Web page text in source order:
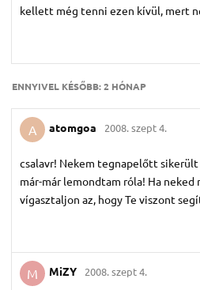
kellett még tenni ezen kívül, mert
ENNYIVEL KÉSŐBB:2 HÓNAP
A atomgoa 2008. szept 4.
csalavr! Nekem tegnapelőtt
már-már lemondtam róla! Ha
vígasztaljon az, hogy Te viszont
M MiZY 2008. szept 4.